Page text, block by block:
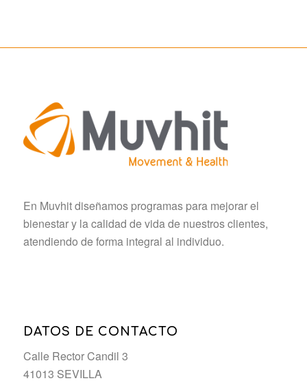
En Muvhit diseñamos programas para mejorar el
bienestar y la calidad de vida de nuestros clientes,
atendiendo de forma integral al individuo.
DATOS DE CONTACTO
Calle Rector Candil 3
41013 SEVILLA